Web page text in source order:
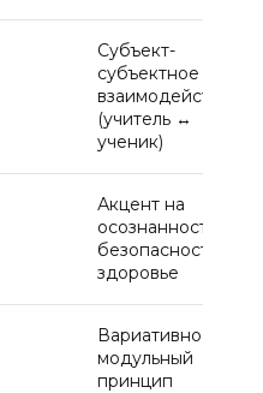
Субъект-
субъектное
взаимодействие
(учитель ↔
ученик)
Акцент на
осознанность,
безопасность и
здоровье
Вариативность и
модульный
принцип